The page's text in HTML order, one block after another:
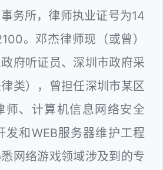
务所，律师执业证号为14
。邓杰律师现（或曾）
府听证员、深圳市政府采
类），曾担任深圳市某区
师、计算机信息网络安全
发和WEB服务器维护工程
网络游戏领域涉及到的专